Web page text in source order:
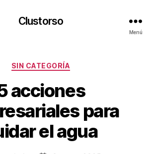
Clustorso
Menú
Categorías
SIN CATEGORÍA
acciones
para
el agua